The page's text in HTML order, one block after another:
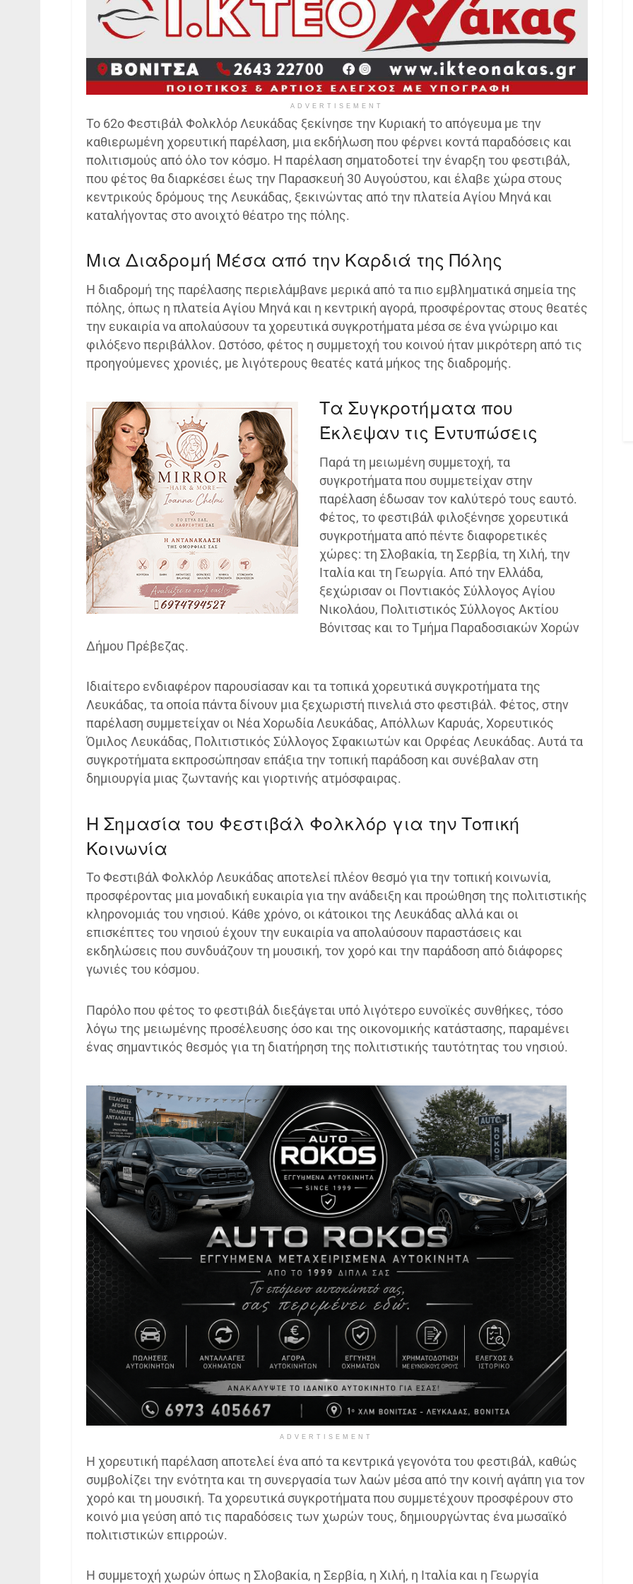
ADVERTISEMENT
Το 62ο Φεστιβάλ Φολκλόρ Λευκάδας ξεκίνησε την Κυριακή το απόγευμα με την
καθιερωμένη χορευτική παρέλαση, μια εκδήλωση που φέρνει κοντά παραδόσεις και
πολιτισμούς από όλο τον κόσμο. Η παρέλαση σηματοδοτεί την έναρξη του φεστιβάλ,
που φέτος θα διαρκέσει έως την Παρασκευή 30 Αυγούστου, και έλαβε χώρα στους
κεντρικούς δρόμους της Λευκάδας, ξεκινώντας από την πλατεία Αγίου Μηνά και
καταλήγοντας στο ανοιχτό θέατρο της πόλης.
Μια Διαδρομή Μέσα από την Καρδιά της Πόλης
Η διαδρομή της παρέλασης περιελάμβανε μερικά από τα πιο εμβληματικά σημεία της
πόλης, όπως η πλατεία Αγίου Μηνά και η κεντρική αγορά, προσφέροντας στους θεατές
την ευκαιρία να απολαύσουν τα χορευτικά συγκροτήματα μέσα σε ένα γνώριμο και
φιλόξενο περιβάλλον. Ωστόσο, φέτος η συμμετοχή του κοινού ήταν μικρότερη από τις
προηγούμενες χρονιές, με λιγότερους θεατές κατά μήκος της διαδρομής.
Τα Συγκροτήματα που
Έκλεψαν τις Εντυπώσεις
Παρά τη μειωμένη συμμετοχή, τα
συγκροτήματα που συμμετείχαν στην
παρέλαση έδωσαν τον καλύτερό τους εαυτό.
Φέτος, το φεστιβάλ φιλοξένησε χορευτικά
συγκροτήματα από πέντε διαφορετικές
χώρες: τη Σλοβακία, τη Σερβία, τη Χιλή, την
Ιταλία και τη Γεωργία. Από την Ελλάδα,
ξεχώρισαν οι Ποντιακός Σύλλογος Αγίου
Νικολάου, Πολιτιστικός Σύλλογος Ακτίου
Βόνιτσας και το Τμήμα Παραδοσιακών Χορών
Δήμου Πρέβεζας.
Ιδιαίτερο ενδιαφέρον παρουσίασαν και τα τοπικά χορευτικά συγκροτήματα της
Λευκάδας, τα οποία πάντα δίνουν μια ξεχωριστή πινελιά στο φεστιβάλ. Φέτος, στην
παρέλαση συμμετείχαν οι Νέα Χορωδία Λευκάδας, Απόλλων Καρυάς, Χορευτικός
Όμιλος Λευκάδας, Πολιτιστικός Σύλλογος Σφακιωτών και Ορφέας Λευκάδας. Αυτά τα
συγκροτήματα εκπροσώπησαν επάξια την τοπική παράδοση και συνέβαλαν στη
δημιουργία μιας ζωντανής και γιορτινής ατμόσφαιρας.
Η Σημασία του Φεστιβάλ Φολκλόρ για την Τοπική
Κοινωνία
Το Φεστιβάλ Φολκλόρ Λευκάδας αποτελεί πλέον θεσμό για την τοπική κοινωνία,
προσφέροντας μια μοναδική ευκαιρία για την ανάδειξη και προώθηση της πολιτιστικής
κληρονομιάς του νησιού. Κάθε χρόνο, οι κάτοικοι της Λευκάδας αλλά και οι
επισκέπτες του νησιού έχουν την ευκαιρία να απολαύσουν παραστάσεις και
εκδηλώσεις που συνδυάζουν τη μουσική, τον χορό και την παράδοση από διάφορες
γωνιές του κόσμου.
Παρόλο που φέτος το φεστιβάλ διεξάγεται υπό λιγότερο ευνοϊκές συνθήκες, τόσο
λόγω της μειωμένης προσέλευσης όσο και της οικονομικής κατάστασης, παραμένει
ένας σημαντικός θεσμός για τη διατήρηση της πολιτιστικής ταυτότητας του νησιού.
ADVERTISEMENT
Η χορευτική παρέλαση αποτελεί ένα από τα κεντρικά γεγονότα του φεστιβάλ, καθώς
συμβολίζει την ενότητα και τη συνεργασία των λαών μέσα από την κοινή αγάπη για τον
χορό και τη μουσική. Τα χορευτικά συγκροτήματα που συμμετέχουν προσφέρουν στο
κοινό μια γεύση από τις παραδόσεις των χωρών τους, δημιουργώντας ένα μωσαϊκό
πολιτιστικών επιρροών.
Η συμμετοχή χωρών όπως η Σλοβακία, η Σερβία, η Χιλή, η Ιταλία και η Γεωργία